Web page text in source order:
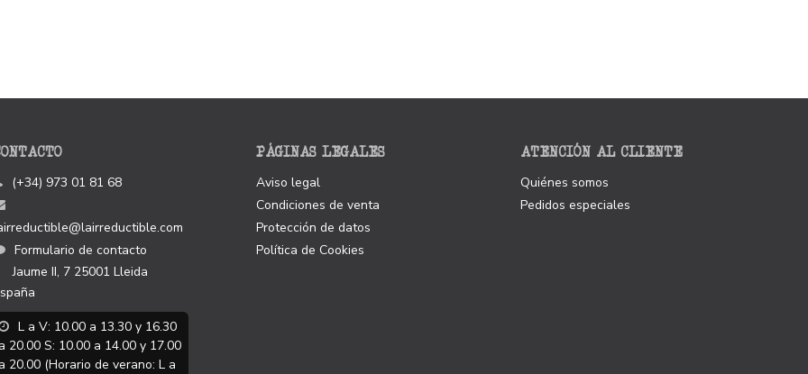
(+34) 973 01 81 68
Formulario de contacto
Jaume II, 7 25001 Lleida
L a V: 10.00 a 13.30 y 16.30
20.00 S: 10.00 a 14.00 y 17.00
20.00 (Horario de verano: L a
PÁGINAS LEGALES
Aviso legal
Condiciones de venta
Protección de datos
Política de Cookies
ATENCIÓN AL CLIENTE
Quiénes somos
Pedidos especiales